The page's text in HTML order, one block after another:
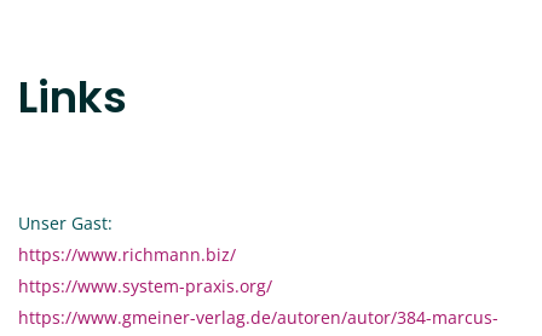
Links
Unser Gast:
https://www.richmann.biz/
https://www.system-praxis.org/
https://www.gmeiner-verlag.de/autoren/autor/384-marcus-